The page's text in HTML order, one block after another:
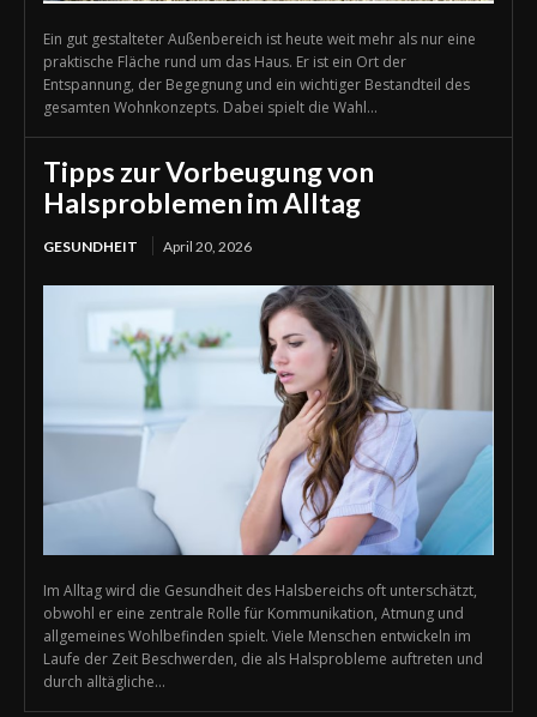
Ein gut gestalteter Außenbereich ist heute weit mehr als nur eine
praktische Fläche rund um das Haus. Er ist ein Ort der
Entspannung, der Begegnung und ein wichtiger Bestandteil des
gesamten Wohnkonzepts. Dabei spielt die Wahl...
Tipps zur Vorbeugung von
Halsproblemen im Alltag
GESUNDHEIT April 20, 2026
Im Alltag wird die Gesundheit des Halsbereichs oft unterschätzt,
obwohl er eine zentrale Rolle für Kommunikation, Atmung und
allgemeines Wohlbefinden spielt. Viele Menschen entwickeln im
Laufe der Zeit Beschwerden, die als Halsprobleme auftreten und
durch alltägliche...